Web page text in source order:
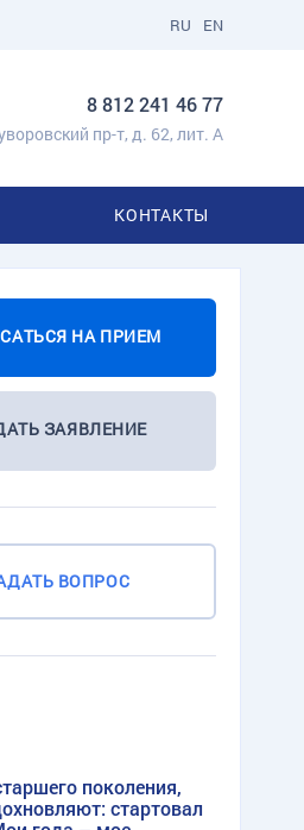
EN
RU
8 812 241 46 77
пр-т, д. 62, лит. А
КОНТАКТЫ
НА ПРИЕМ
ЗАЯВЛЕНИЕ
ВОПРОС
поколения,
стартовал